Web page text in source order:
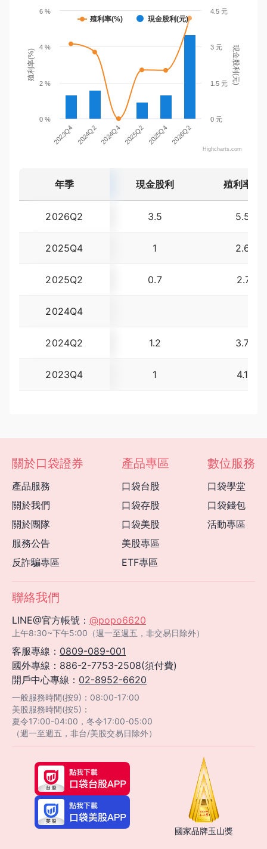
殖利率(%) 現金股利(元)
殖利率(%) 現金股利(元)
2023Q4 2024Q2 2024Q4 2025Q2 2025Q4 2026Q2
0 %
6 %
2 %
4 %
0 元
3 元
1.5 元
4.5 元
Highcharts.com
年季 現金股利 殖利率(%)
2026Q2 3.5 5.59
2025Q4 1 2.69
2025Q2 0.7 2.71
2024Q4
2024Q2 1.2 3.70
2023Q4 1 4.16
關於口袋證券
產品服務
關於我們
關於團隊
服務公告
反詐騙專區
產品專區
口袋台股
口袋存股
口袋美股
美股專區
ETF專區
數位服務
口袋學堂
口袋錢包
活動專區
聯絡我們
LINE@官方帳號： @popo6620
上午8:30~下午5:00（週一至週五，非交易日除外）
客服專線： 0809-089-001
國外專線：886-2-7753-2508(須付費)
開戶中心專線： 02-8952-6620
一般服務時間(按9)：08:00-17:00
美股服務時間(按5)：
夏令17:00-04:00，冬令17:00-05:00
（週一至週五，非台/美股交易日除外）
國家品牌玉山獎